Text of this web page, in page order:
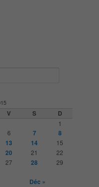
V S D
1
6 7 8
13 14
15
20 21 22
27 28
29
Déc »